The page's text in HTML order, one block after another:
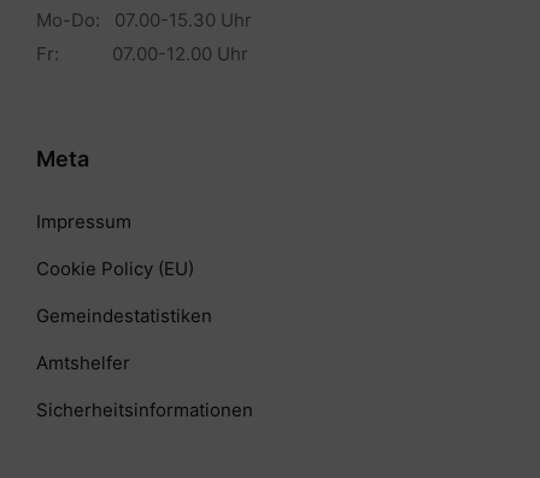
Mo-Do: 07.00-15.30 Uhr
Fr: 07.00-12.00 Uhr
Meta
Impressum
Cookie Policy (EU)
Gemeindestatistiken
Amtshelfer
Sicherheitsinformationen